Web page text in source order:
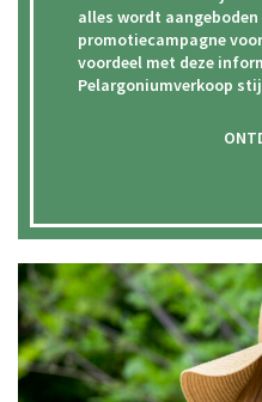
alles wordt
promotiecampagne
voordeel met deze
Pelargoniumverkoop